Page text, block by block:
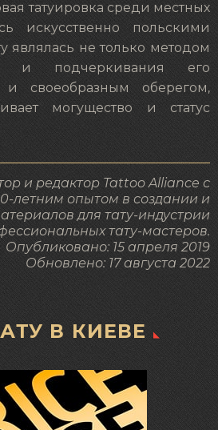
татуировка среди местных
искусственно польскими
являлась не только методом
и подчеркивания его
и своеобразным оберегом,
могущество и статус
и редактор Tattoo Alliance с
летним опытом в создании и
для тату-индустрии
тату-мастеров.
Опубликовано: 15 апреля 2019
Обновлено: 17 августа 2022
В КИЕВЕ